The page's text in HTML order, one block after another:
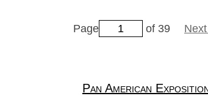
Page of 39
Pan American